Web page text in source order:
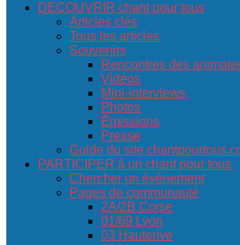
DECOUVRIR chant pour tous
Articles clés
Tous les articles
Souvenirs
Rencontres des
Vidéos
Mini-interviews
Photos
Émissions
Presse
Guide du site
PARTICIPER à un chant pour tous
Chercher un événement
Pages de communauté
2A/2B Corse
01/69 Lyon
03 Hauterive